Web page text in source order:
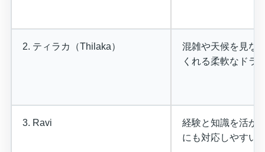
2. ティラカ（Thilaka）
混雑や天候を見な
くれる柔軟なドラ
3. Ravi
経験と知識を活か
にも対応しやすい